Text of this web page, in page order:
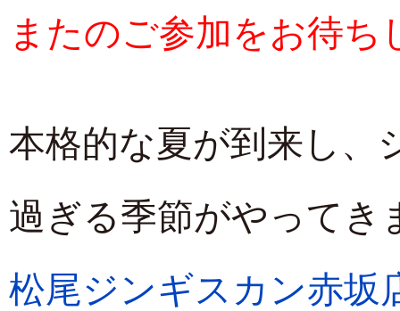
またのご参加をお待ち
本格的な夏が到来し、
過ぎる季節がやってき
松尾ジンギスカン赤坂